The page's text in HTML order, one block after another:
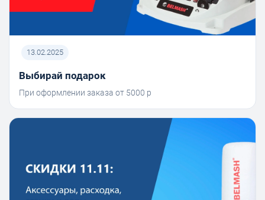
13.02.2025
Выбирай подарок
При оформлении заказа от 5000 р